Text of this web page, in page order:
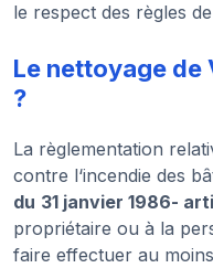
le respect des règles
Le nettoyage
?
La règlementation
contre l‘incendie des
du 31 janvier 1986-
propriétaire ou à la
faire effectuer au